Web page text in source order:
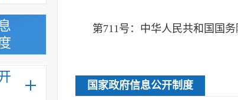
第711号：中华人民共和国国
国家政府信息公开制度